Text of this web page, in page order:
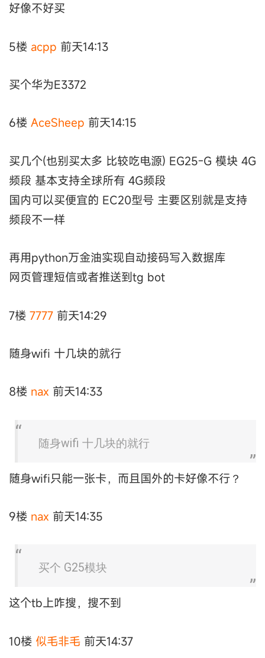
好像不好买
5楼 acpp 前天14:13
买个华为E3372
6楼 AceSheep 前天14:15
买几个(也别买太多 比较吃电源) EG25-G 模块 4G
频段 基本支持全球所有 4G频段
国内可以买便宜的 EC20型号 主要区别就是支持
频段不一样
再用python万金油实现自动接码写入数据库
网页管理短信或者推送到tg bot
7楼 7777 前天14:29
随身wifi 十几块的就行
8楼 nax 前天14:33
随身wifi 十几块的就行
随身wifi只能一张卡，而且国外的卡好像不行？
9楼 nax 前天14:35
买个 G25模块
这个tb上咋搜，搜不到
10楼 似毛非毛 前天14:37